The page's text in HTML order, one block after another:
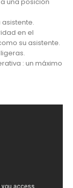
en el
su asistente.
: un máximo